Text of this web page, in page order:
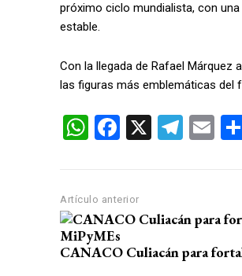
próximo ciclo mundialista, con
estable.
Con la llegada de Rafael Márquez
las figuras más emblemáticas del
W
s
A
p
F
b
o
o
X
T
a
m
E
Artículo anterior
CANACO Culiacán para